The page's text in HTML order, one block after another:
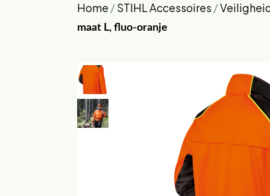
Home /STIHL Accessoires /
maat L, fluo-oranje